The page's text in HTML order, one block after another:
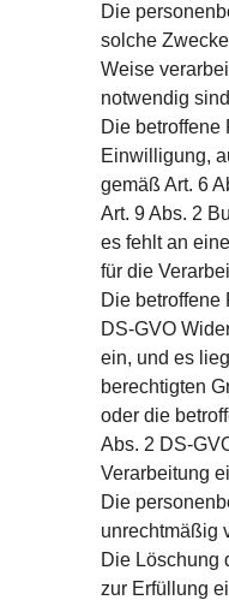
Die
solche
Weise
notwendig
Die betroffene
Einwilligung,
gemäß Art. 6
Art. 9 Abs. 2
es fehlt an
für die
Die betroffene
DS-GVO
ein, und es
berechtigten
oder die
Abs. 2 DS-
Verarbeitung
Die
unrechtmäßig
Die Löschung
zur Erfüllung